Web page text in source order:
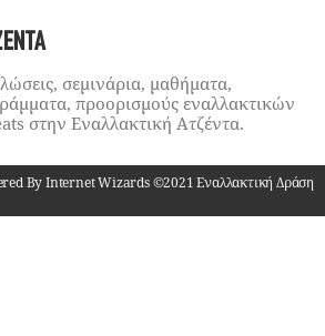
σεμινάρια, μαθήματα,
προορισμούς εναλλακτικών
στην Εναλλακτική Ατζέντα.
By Internet Wizards ©2021 Εναλλακτική Δράση